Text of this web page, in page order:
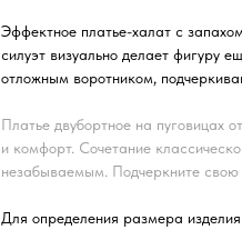
Эффектное платье-халат с
силуэт визуально делает фигуру
отложным воротником,
Платье двубортное на пуговицах от
и комфорт. Сочетание
незабываемым. Подчеркните свою
Для определения размера изделия